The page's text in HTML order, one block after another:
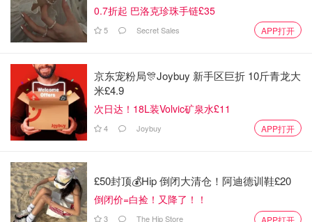
0.7折起 巴洛克珍珠手链£35
5 Secret Sales APP打开
京东宠粉局🎊Joybuy 新手区巨折 10斤青龙大
米£4.9
次日达！18L装Volvic矿泉水£11
4 Joybuy APP打开
£50封顶💰Hip 倒闭大清仓！阿迪德训鞋£20
倒闭价=白捡！又降了！！
3 The Hip Store APP打开